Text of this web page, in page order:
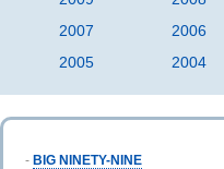
2007
2006
2005
2004
- BIG NINETY-NINE